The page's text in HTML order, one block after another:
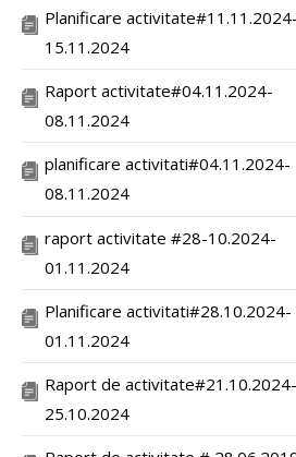
Planificare activitate#11.11.2024-
15.11.2024
Raport activitate#04.11.2024-
08.11.2024
planificare activitati#04.11.2024-
08.11.2024
raport activitate #28-10.2024-
01.11.2024
Planificare activitati#28.10.2024-
01.11.2024
Raport de activitate#21.10.2024-
25.10.2024